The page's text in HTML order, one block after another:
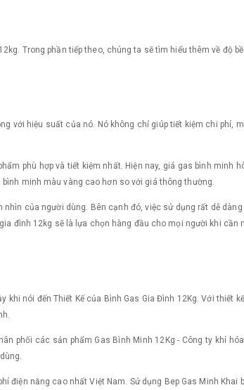
Trong phần tiếp theo, chúng ta sẽ tìm hiểu thêm về độ
với hiệu suất của nó. Nó không chỉ giúp tiết kiệm chi phí,
phù hợp và tiết kiệm nhất. Hiện nay, giá gas bình minh
minh màu vàng cao hơn so với giá thông thường.
của người dùng. Bên cạnh đó, việc sử dụng rất dễ
đình 12kg sẽ là lựa chọn hàng đầu cho mọi người khi cần
nói đến Thiết Kế của Bình Gas Gia Đình 12Kg. Với thiết
phối các sản phẩm Gas Bình Minh 12Kg - Công ty khí
điện năng cao nhất Việt Nam. Sử dụng Bep Gas Minh